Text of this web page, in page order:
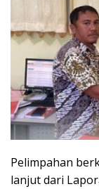
Pelimpahan
lanjut dari